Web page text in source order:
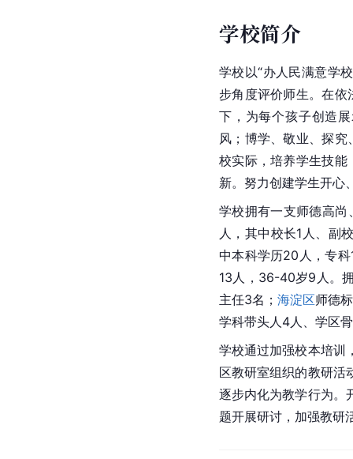
学校简介
学校以“办人民满意学
步角度评价师生。在
下，为每个孩子创造
风；博学、敬业、探
校实际，培养学生技能
新。努力创建学生开心
学校拥有一支师德高
人，其中校长1人、副
中本科学历20人，专科
13人，36-40岁9人。
主任3名；海淀区师德
学科带头人4人、学区
学校通过加强校本培训
区教研室组织的教研活
逐步内化为教学行为。
题开展研讨，加强教研